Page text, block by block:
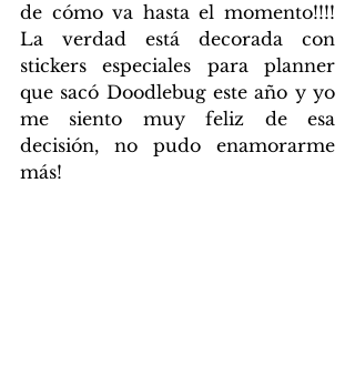
de cómo va hasta el momento!!!!
La verdad está decorada con
stickers especiales para planner
que sacó Doodlebug este año y yo
me siento muy feliz de esa
decisión, no pudo enamorarme
más!